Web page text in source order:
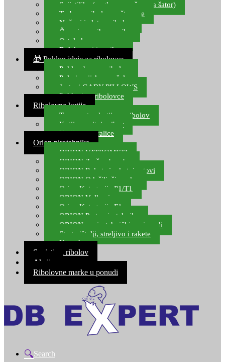
Svijetiljke (naglavne, ručne, za šator)
Torbe za ribolovne štapove
Noževi i alat za ribolov
Čamci za prihranu ribe
Ostala kamp oprema
Dalekozori i optika
🎁 Poklon ideje za ribolovce
Poklon bon za ribolov
Polarizacijske naočale
Jastuci GABY PILLOWS
Pokloni za ribolovce
Ribolovne kutije
Transportne kutije za ribolov
Kutije za sitni pribor
Kutije za varalice
Orion pirotehnika
ORION VATROMETI
ORION Zračne bombe
ORION Rakete i raketni setovi
ORION Odašiljači zvuka
Orion Kategorija P1/T1
ORION Vulkani
Orion Kategorija F1
ORION Party pirotehnika
ORION nepirotehnički proizvodi
Start pištolji, streljivo i rakete
Kontakt
Savjeti za ribolov
Akcija
Ribolovne marke u ponudi
Search